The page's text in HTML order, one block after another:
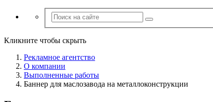
Кликните чтобы скрыть
Рекламное агентство
О компании
Выполненные работы
Баннер для маслозавода на металлоконструкции